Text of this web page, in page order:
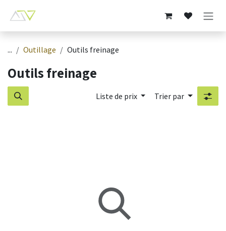
... Outillage Outils freinage
Outils freinage
Liste de prix Trier par